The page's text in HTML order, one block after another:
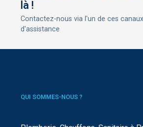
là !
Contactez-nous via l'un de ces canaux
d'assistance
QUI SOMMES-NOUS ?